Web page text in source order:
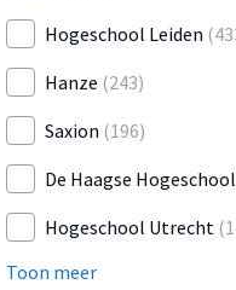
Hogeschool Leiden
Hanze (243)
Saxion (196)
De Haagse Hogeschool
Hogeschool Utrecht
Toon meer